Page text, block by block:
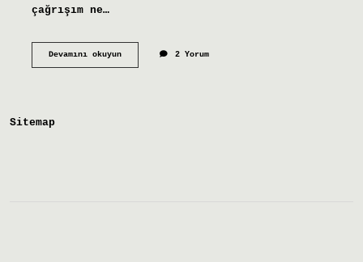
çağrışım ne…
Devamını okuyunÇağrışım
2 Yorum
Sitemap